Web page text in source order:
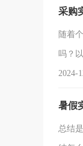
采购
随着
吗？
行实
2024-
暑假
总结